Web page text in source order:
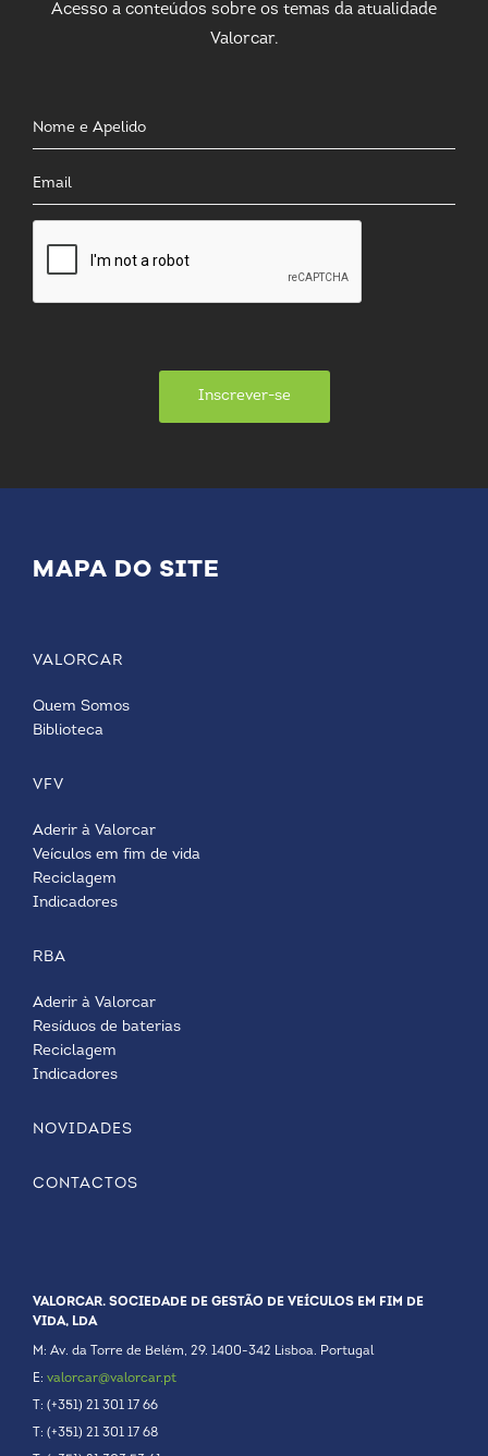
Acesso a conteúdos sobre os temas da atualidade
Valorcar.
Inscrever-se
MAPA DO SITE
VALORCAR
Quem Somos
Biblioteca
VFV
Aderir à Valorcar
Veículos em fim de vida
Reciclagem
Indicadores
RBA
Aderir à Valorcar
Resíduos de baterias
Reciclagem
Indicadores
NOVIDADES
CONTACTOS
VALORCAR. SOCIEDADE DE GESTÃO DE VEÍCULOS EM FIM DE
VIDA, LDA
M: Av. da Torre de Belém, 29. 1400-342 Lisboa. Portugal
E: valorcar@valorcar.pt
T: (+351) 21 301 17 66
T: (+351) 21 301 17 68